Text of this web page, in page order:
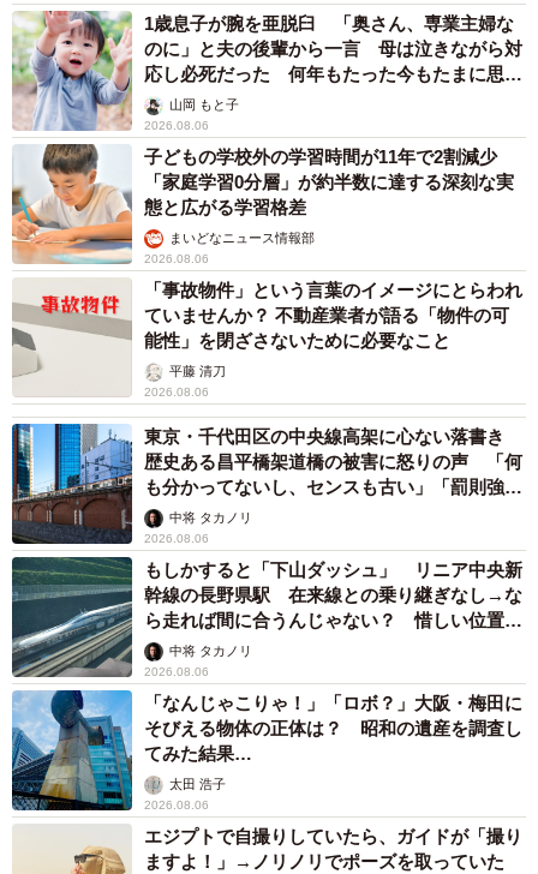
1歳息子が腕を亜脱臼 「奥さん、専業主婦な
のに」と夫の後輩から一言 母は泣きながら対
応し必死だった 何年もたった今もたまに思い
出し…山岡 もと子
2026.08.06
子どもの学校外の学習時間が11年で2割減少
「家庭学習0分層」が約半数に達する深刻な実
態と広がる学習格差
まいどなニュース情報部
2026.08.06
「事故物件」という言葉のイメージにとらわれ
ていませんか？ 不動産業者が語る「物件の可
能性」を閉ざさないために必要なこと
平藤 清刀
2026.08.06
東京・千代田区の中央線高架に心ない落書き
歴史ある昌平橋架道橋の被害に怒りの声 「何
も分かってないし、センスも古い」「罰則強化
して」中将 タカノリ
2026.08.06
もしかすると「下山ダッシュ」 リニア中央新
幹線の長野県駅 在来線との乗り継ぎなし→な
ら走れば間に合うんじゃない？ 惜しい位置関
係が反響
中将 タカノリ
2026.08.06
「なんじゃこりゃ！」「ロボ？」大阪・梅田に
そびえる物体の正体は？ 昭和の遺産を調査し
てみた結果…
太田 浩子
2026.08.06
エジプトで自撮りしていたら、ガイドが「撮り
ますよ！」→ノリノリでポーズを取っていた